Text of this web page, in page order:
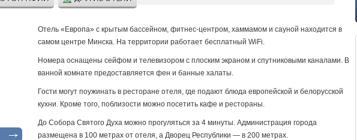
Отель «Европа» с крытым бассейном, фитнес-центром, хаммамом и сауной находится в
самом центре Минска. На территории работает бесплатный WiFi.
Номера оснащены сейфом и телевизором с плоским экраном и спутниковыми каналами. В
ванной комнате предоставляется фен и банные халаты.
Гости могут поужинать в ресторане отеля, где подают блюда европейской и белорусской
кухни. Кроме того, поблизости можно посетить кафе и рестораны.
До Собора Святого Духа можно прогуляться за 4 минуты. Администрация города
размещена в 100 метрах от отеля, а Дворец Республики ― в 200 метрах.